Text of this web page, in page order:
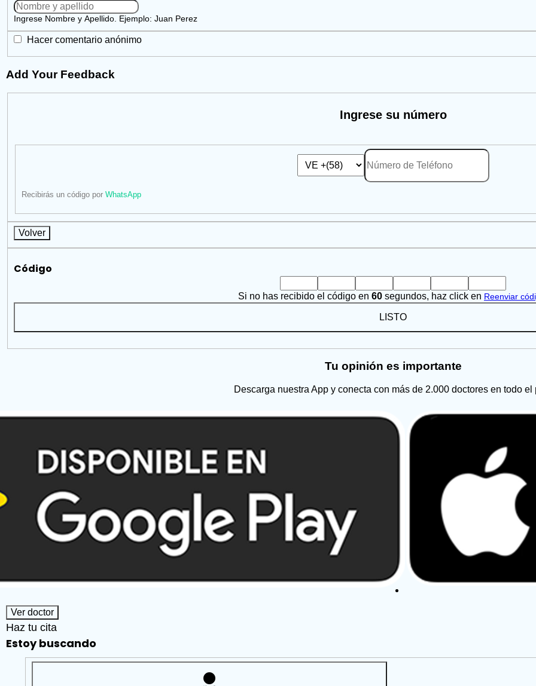
Ingrese Nombre y Apellido. Ejemplo: Juan Perez
Hacer comentario anónimo
Add Your Feedback
Ingrese su número
Recibirás un código por WhatsApp
Volver
Código
Si no has recibido el código en 60 segundos, haz click en Reenviar
LISTO
Tu opinión es importante
Descarga nuestra App y conecta con más de 2.000 doctores en todo el
Ver doctor
Haz tu cita
Estoy buscando